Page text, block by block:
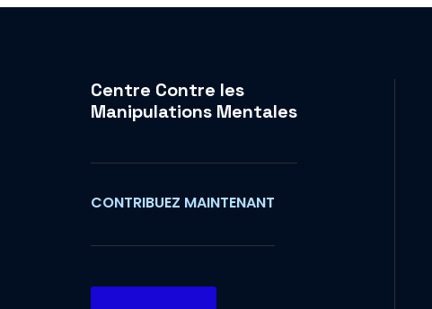
Centre Contre les
Manipulations Mentales
CONTRIBUEZ MAINTENANT